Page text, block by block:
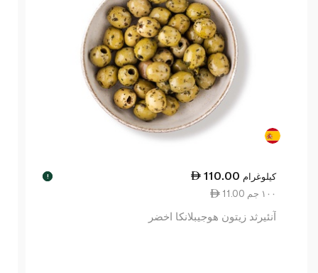
110.00 كيلوغرام !
11.00 ١٠٠ جم
آنئيرثد زيتون هوجيبلانكا اخضر